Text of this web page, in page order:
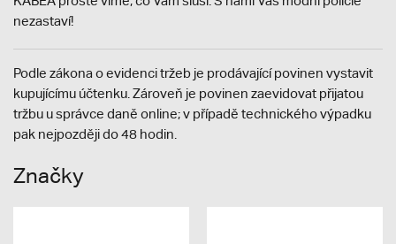
nezastaví!
Podle zákona o evidenci tržeb je prodávající povinen vystavit
kupujícímu účtenku. Zároveň je povinen zaevidovat přijatou
tržbu u správce daně online; v případě technického výpadku
pak nejpozději do 48 hodin.
Značky